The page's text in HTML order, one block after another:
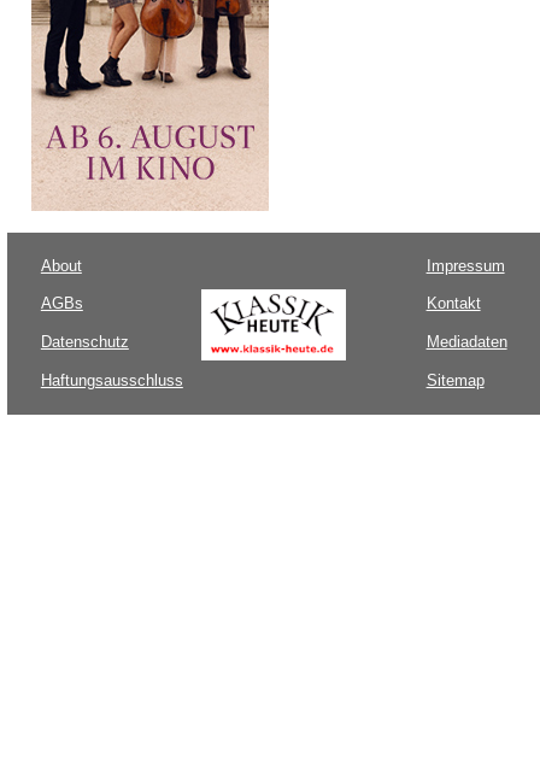
About
AGBs
Datenschutz
Haftungsausschluss
Impressum
Kontakt
Mediadaten
Sitemap